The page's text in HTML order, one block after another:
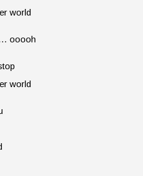
world
ooooh
world